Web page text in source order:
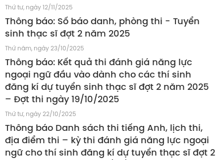
Thứ tư, ngày 12/11/2025
Thông báo: Số báo danh, phòng thi - Tuyển
sinh thạc sĩ đợt 2 năm 2025
Thứ năm, ngày 23/10/2025
Thông báo: Kết quả thi đánh giá năng lực
ngoại ngữ đầu vào dành cho các thí sinh
đăng kí dự tuyển sinh thạc sĩ đợt 2 năm 2025
– Đợt thi ngày 19/10/2025
Thứ tư, ngày 22/10/2025
Thông báo Danh sách thi tiếng Anh, lịch thi,
địa điểm thi – kỳ thi đánh giá năng lực ngoại
ngữ cho thí sinh đăng kí dự tuyển thạc sĩ đợt 2